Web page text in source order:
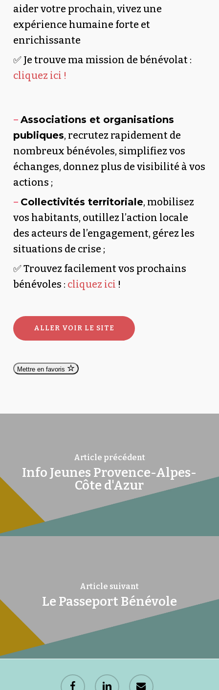
aider votre prochain, vivez une
expérience humaine forte et
enrichissante
✅ Je trouve ma mission de bénévolat :
cliquez ici !
– Associations et organisations
publiques, recrutez rapidement de
nombreux bénévoles, simplifiez vos
échanges, donnez plus de visibilité à vos
actions ;
– Collectivités territoriale, mobilisez
vos habitants, outillez l’action locale
des acteurs de l’engagement, gérez les
situations de crise ;
✅Trouvez facilement vos prochains
bénévoles : cliquez ici !
ALLER VOIR LE SITE
Mettre en favoris
Article précédent
Info Jeunes Provence-Alpes-
Côte d'Azur
Article suivant
Le Passeport Bénévole
facebook linkedin email